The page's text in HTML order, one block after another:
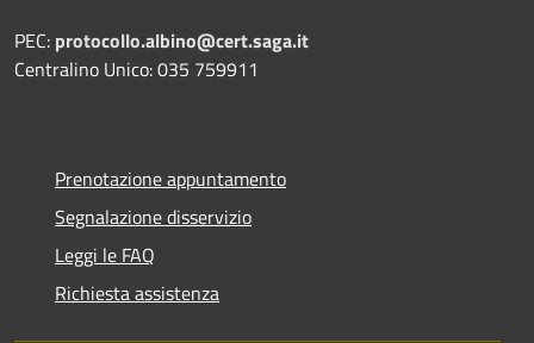
PEC: protocollo.albino@cert.saga.it
Centralino Unico: 035 759911
Prenotazione appuntamento
Segnalazione disservizio
Leggi le FAQ
Richiesta assistenza